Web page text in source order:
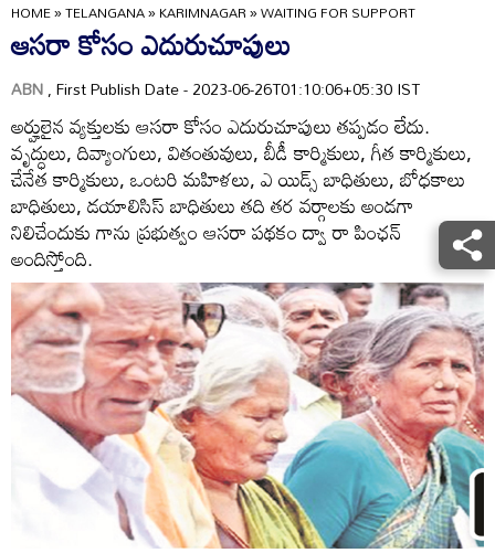
HOME»TELANGANA»KARIMNAGAR»WAITING FOR SUPPORT
ఆసరా కోసం ఎదురుచూపులు
ABN, First Publish Date - 2023-06-26T01:10:06+05:30 IST
అర్హులైన వ్యక్తులకు ఆసరా కోసం ఎదురుచూపులు తప్పడం లేదు.
వృద్ధులు, దివ్యాంగులు, వితంతువులు, బీడీ కార్మికులు, గీత కార్మికులు,
చేనేత కార్మికులు, ఒంటరి మహిళలు, ఎ యిడ్స్‌ బాధితులు, బోధకాలు
బాధితులు, డయాలిసిస్‌ బాధితులు తది తర వర్గాలకు అండగా
నిలిచేందుకు గాను ప్రభుత్వం ఆసరా పథకం ద్వా రా పింఛన్‌
అందిస్తోంది.